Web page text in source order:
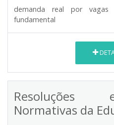
demanda real por vagas
fundamental
Resoluções
Normativas da